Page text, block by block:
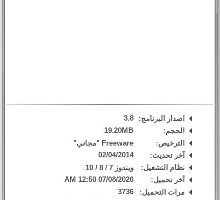
اصدار البرنامج:
3.8
الحجم:
19.20MB
الترخيص:
Freeware "مجاني"
آخر تحديث:
02/04/2014
نظام التشغيل:
ويندوز 7 / 8 / 10
آخر تحميل:
07/08/2026 12:50 AM
مرات التحميل:
3736